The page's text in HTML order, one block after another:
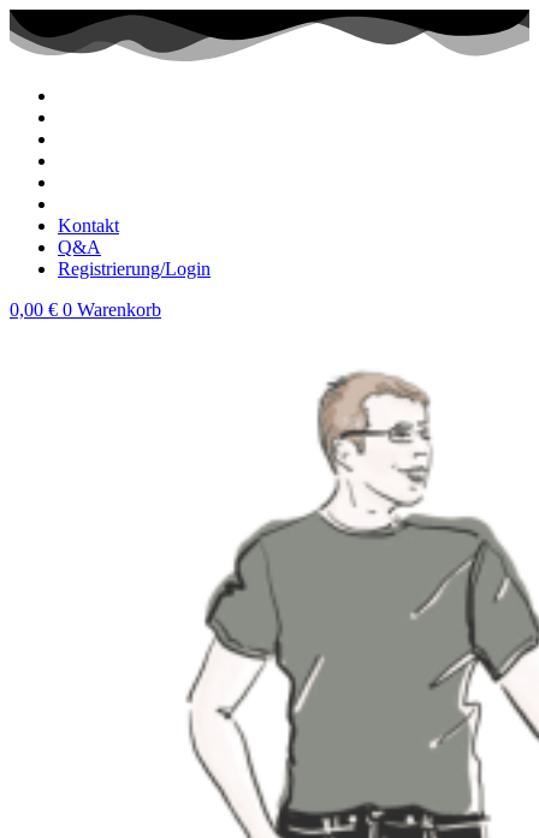
Zum
Inhalt
wechseln
Kontakt
Q&A
Registrierung/Login
0,00 € 0 Warenkorb